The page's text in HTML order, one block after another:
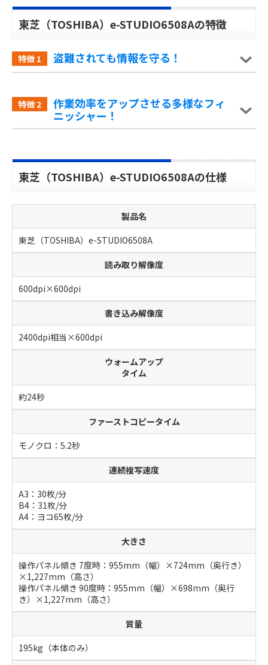
東芝（TOSHIBA）e-STUDIO6508Aの特徴
特徴 1 盗難されても情報を守る！
特徴 2
作業効率をアップさせる多様なフィ
ニッシャー！
東芝（TOSHIBA）e-STUDIO6508Aの仕様
製品名
東芝（TOSHIBA）e-STUDIO6508A
読み取り解像度
600dpi×600dpi
書き込み解像度
2400dpi相当×600dpi
ウォームアップ
タイム
約24秒
ファーストコピータイム
モノクロ：5.2秒
連続複写速度
A3：30枚/分
B4：31枚/分
A4：ヨコ65枚/分
大きさ
操作パネル傾き 7度時：955mm（幅）×724mm（奥行き）
×1,227mm（高さ）
操作パネル傾き 90度時：955mm（幅）×698mm（奥行
き）×1,227mm（高さ）
質量
195kg（本体のみ）